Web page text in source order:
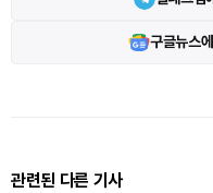
구글뉴스
관련된 다른 기사